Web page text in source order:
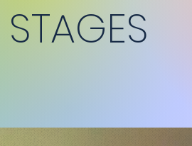
STAGES